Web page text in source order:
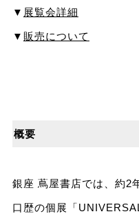
▼ 展覧会詳細
▼ 販売について
概要
銀座 蔦屋書店では、約2
口歴の個展「